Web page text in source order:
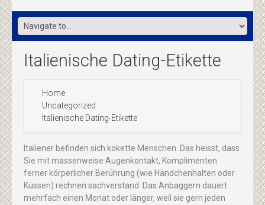
Italienische Dating-Etikette
Home
Uncategorized
Italienische Dating-Etikette
Italiener befinden sich kokette Menschen. Das heisst, dass
Sie mit massenweise Augenkontakt, Komplimenten
ferner körperlicher Berührung (wie Händchenhalten oder
Küssen) rechnen sachverstand. Das Anbaggern dauert
mehrfach einen Monat oder länger, weil sie gern jeden